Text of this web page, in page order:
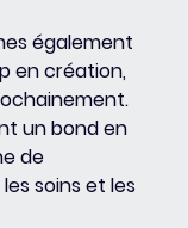
également
en création,
un bond en
de
soins et les